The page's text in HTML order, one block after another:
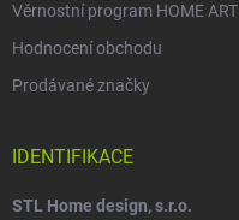
Věrnostní program HOME ART
Hodnocení obchodu
Prodávané značky
IDENTIFIKACE
STL Home design, s.r.o.